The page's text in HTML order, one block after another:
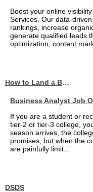
Boost your online
Services. Our data-
rankings, increase
generate qualified leads
optimization, content
How to Land a Business Analyst Job Off-Campus When Your College Has Zero Tech Connections
Business Analyst Job
If you are a student or
tier-2 or tier-3 college,
season arrives, the
promises, but when the
are painfully limit...
DSDS